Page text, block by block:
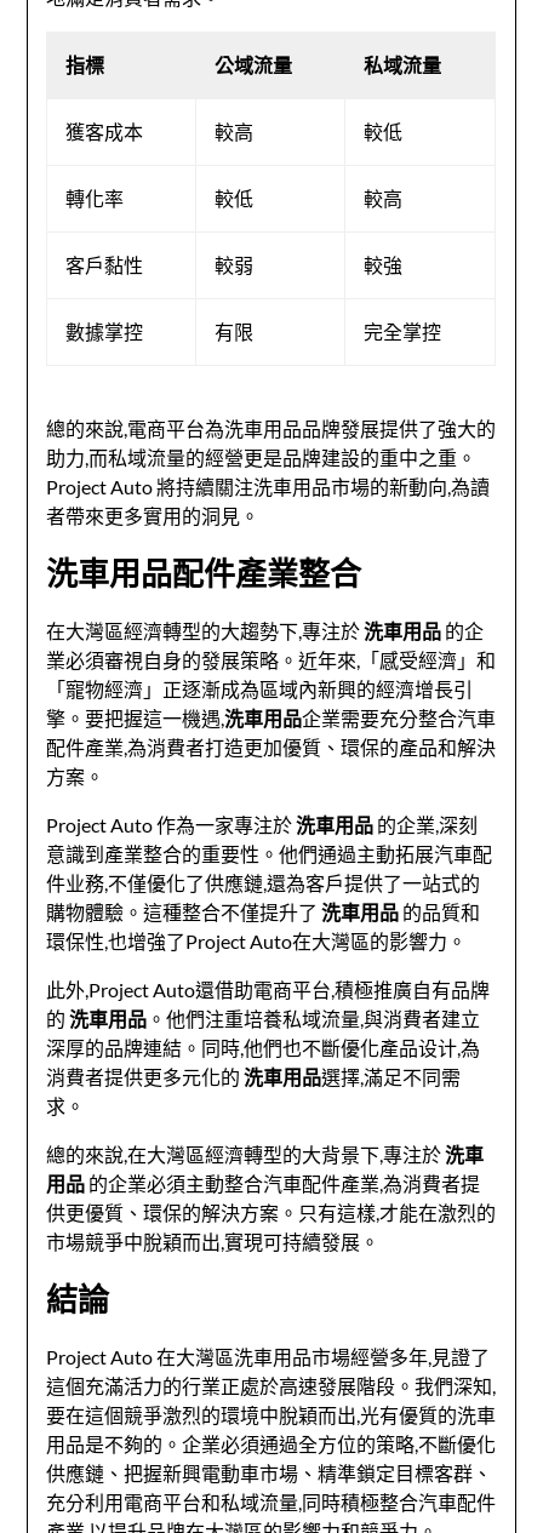
指標 公域流量 私域流量
獲客成本 較高 較低
轉化率 較低 較高
客戶黏性 較弱 較強
數據掌控 有限 完全掌控
總的來說,電商平台為洗車用品品牌發展提供了強大的
助力,而私域流量的經營更是品牌建設的重中之重。
Project Auto 將持續關注洗車用品市場的新動向,為讀
者帶來更多實用的洞見。
洗車用品配件產業整合
在大灣區經濟轉型的大趨勢下,專注於洗車用品 的企
業必須審視自身的發展策略。近年來,「感受經濟」和
「寵物經濟」正逐漸成為區域內新興的經濟增長引
擎。要把握這一機遇,洗車用品企業需要充分整合汽車
配件產業,為消費者打造更加優質、環保的產品和解決
方案。
Project Auto 作為一家專注於洗車用品 的企業,深刻
意識到產業整合的重要性。他們通過主動拓展汽車配
件业務,不僅優化了供應鏈,還為客戶提供了一站式的
購物體驗。這種整合不僅提升了洗車用品 的品質和
環保性,也增強了Project Auto在大灣區的影響力。
此外,Project Auto還借助電商平台,積極推廣自有品牌
的洗車用品 。他們注重培養私域流量,與消費者建立
深厚的品牌連結。同時,他們也不斷優化產品设计,為
消費者提供更多元化的洗車用品選擇,滿足不同需
求。
總的來說,在大灣區經濟轉型的大背景下,專注於洗車
用品 的企業必須主動整合汽車配件產業,為消費者提
供更優質、環保的解決方案。只有這樣,才能在激烈的
市場競爭中脫穎而出,實現可持續發展。
結論
Project Auto 在大灣區洗車用品市場經營多年,見證了
這個充滿活力的行業正處於高速發展階段。我們深知,
要在這個競爭激烈的環境中脫穎而出,光有優質的洗車
用品是不夠的。企業必須通過全方位的策略,不斷優化
供應鏈、把握新興電動車市場、精準鎖定目標客群、
充分利用電商平台和私域流量,同時積極整合汽車配件